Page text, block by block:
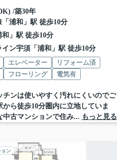
/築30年
「 浦和 」駅 徒歩10分
和 」駅 徒歩10分
イン宇須「 浦和 」駅 徒歩10分
エレベーター
リフォーム済
フローリング 電気有
チンは使いやすく汚れにくいのでご
から徒歩10分圏内に立地していま
中古マンションで住み... もっと見る
ン